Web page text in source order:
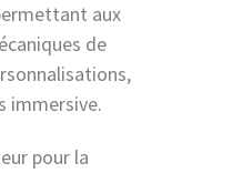
aux
de
immersive.
pour la